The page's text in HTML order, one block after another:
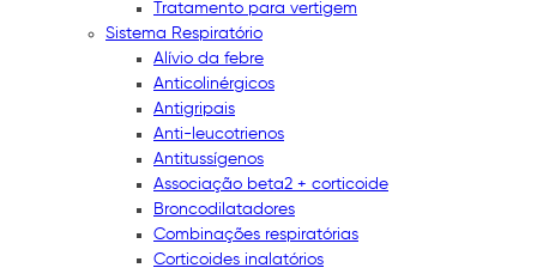
Tratamento para vertigem
Sistema Respiratório
Alívio da febre
Anticolinérgicos
Antigripais
Anti-leucotrienos
Antitussígenos
Associação beta2 + corticoide
Broncodilatadores
Combinações respiratórias
Corticoides inalatórios